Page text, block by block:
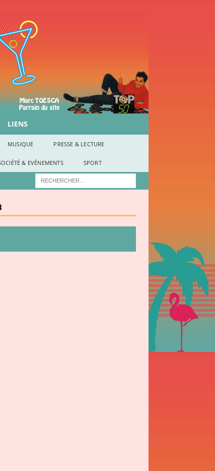
LIENS
MUSIQUE PRESSE & LECTURE
& EVÈNEMENTS SPORT